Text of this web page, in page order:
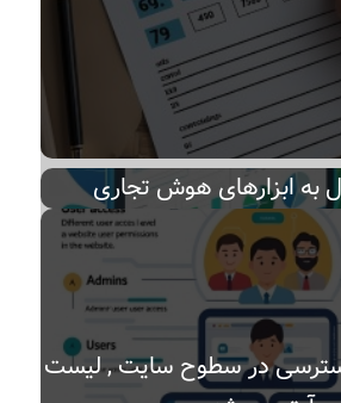
به ابزارهای هوش تجاری
در سطوح سایت , لیست